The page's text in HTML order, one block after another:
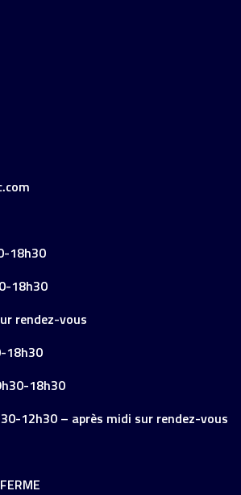
18h30
18h30
rendez-vous
18h30
18h30
12h30 – après midi sur rendez-vous